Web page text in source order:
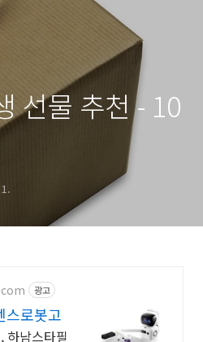
선물 추천 - 10
광고
스로봇고
하남스타필